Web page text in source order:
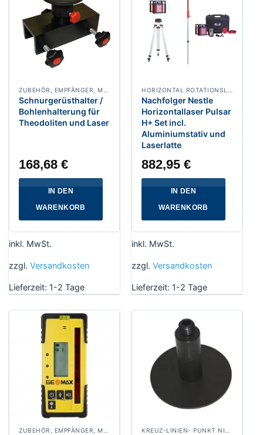
Schnurgerüsthalter /
Bohlenhalterung für
Theodoliten und Laser
168,68€
IN DEN
WARENKORB
inkl. MwSt.
zzgl. Versandkosten
Lieferzeit: 1-2 Tage
Nachfolger Nestle
Horizontallaser Pulsar
H+ Set incl.
Aluminiumstativ und
Laserlatte
882,95€
IN DEN
WARENKORB
inkl. MwSt.
zzgl. Versandkosten
Lieferzeit: 1-2 Tage